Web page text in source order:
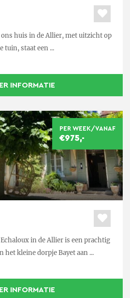
huis in de Allier, met uitzicht op
tuin, staat een ...
INFORMATIE
PER WEEK/VANAF
€975,-
in de Allier is een prachtig
het kleine dorpje Bayet aan ...
INFORMATIE